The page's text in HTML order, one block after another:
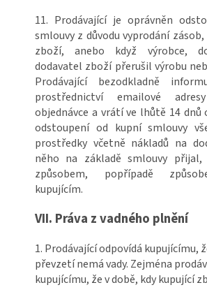
11. Prodávající je oprávněn
smlouvy z důvodu vyprodání
zboží, anebo když výrobce,
dodavatel zboží přerušil výrobu
Prodávající bezodkladně
prostřednictví emailové
objednávce a vrátí ve lhůtě 14 dnů
odstoupení od kupní smlouvy
prostředky včetně nákladů na
něho na základě smlouvy
způsobem, popřípadě
kupujícím.
VII. Práva z vadného plnění
1. Prodávající odpovídá kupujícímu,
převzetí nemá vady. Zejména
kupujícímu, že v době, kdy kupující